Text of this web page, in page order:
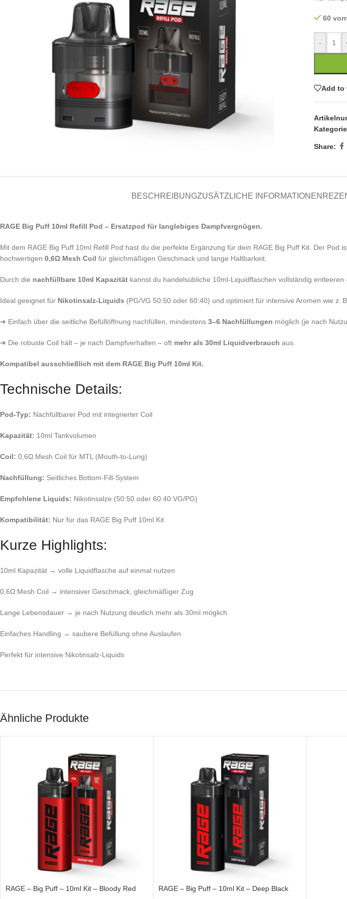
60
-
Add to
Share:
BESCHREIBUNGZUSÄTZLICHE INFORMATIONEN
RAGE Big Puff 10ml Refill Pod – Ersatzpod für langlebiges Dampfvergnügen.
Mit dem RAGE Big Puff 10ml Refill Pod hast du die perfekte Ergänzung für dein RAGE Big Puff Kit. Der
hochwertigen 0,6Ω Mesh Coil für gleichmäßigen Geschmack und lange Haltbarkeit.
Durch die nachfüllbare 10ml Kapazität kannst du handelsübliche 10ml-Liquidflaschen vollständig
Ideal geeignet für Nikotinsalz-Liquids (PG/VG 50:50 oder 60:40) und optimiert für intensive Aromen wie z. B.
➔ Einfach über die seitliche Befüllöffnung nachfüllen, mindestens 3–6 Nachfüllungen möglich (je nach
➔ Die robuste Coil hält – je nach Dampfverhalten – oft mehr als 30ml Liquidverbrauch aus.
Kompatibel ausschließlich mit dem RAGE Big Puff 10ml Kit.
Technische Details:
Pod-Typ: Nachfüllbarer Pod mit integrierter Coil
Kapazität: 10ml Tankvolumen
Coil: 0,6Ω Mesh Coil für MTL (Mouth-to-Lung)
Nachfüllung: Seitliches Bottom-Fill-System
Empfohlene Liquids: Nikotinsalze (50:50 oder 60:40 VG/PG)
Kompatibilität: Nur für das RAGE Big Puff 10ml Kit
Kurze Highlights:
10ml Kapazität → volle Liquidflasche auf einmal nutzen
0,6Ω Mesh Coil → intensiver Geschmack, gleichmäßiger Zug
Lange Lebensdauer → je nach Nutzung deutlich mehr als 30ml möglich
Einfaches Handling → saubere Befüllung ohne Auslaufen
Perfekt für intensive Nikotinsalz-Liquids
Ähnliche Produkte
RAGE – Big Puff – 10ml Kit – Bloody Red RAGE – Big Puff – 10ml Kit – Deep Black